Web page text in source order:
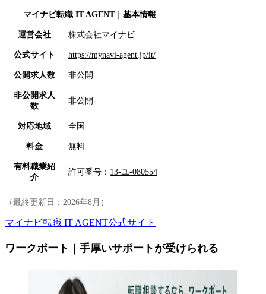
マイナビ転職 IT AGENT｜基本情報
運営会社 株式会社マイナビ
公式サイト https://mynavi-agent.jp/it/
公開求人数 非公開
非公開求人
数
非公開
対応地域 全国
料金 無料
有料職業紹
介
許可番号： 13-ユ-080554
（最終更新日： 2026年8月 ）
マイナビ転職 IT AGENT公式サイト
ワークポート｜手厚いサポートが受けられる